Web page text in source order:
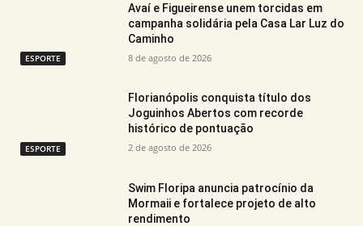
ESPORTE
Avaí e Figueirense unem torcidas em
campanha solidária pela Casa Lar Luz do
Caminho
8 de agosto de 2026
ESPORTE
Florianópolis conquista título dos
Joguinhos Abertos com recorde
histórico de pontuação
2 de agosto de 2026
​Swim Floripa anuncia patrocínio da
Mormaii e fortalece projeto de alto
rendimento